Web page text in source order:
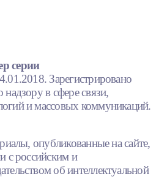
серии
Зарегистрировано
в сфере связи,
и массовых коммуникаций.
опубликованные на сайте,
с российским и
об интеллектуальной